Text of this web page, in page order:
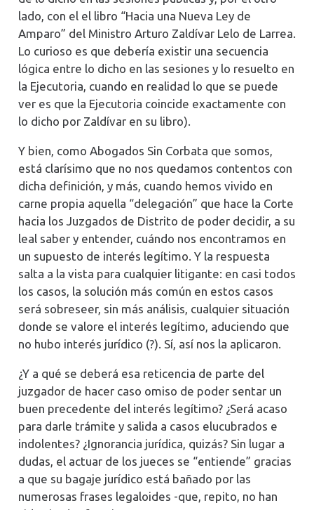
lado, con el el libro “Hacia una Nueva Ley de
Amparo” del Ministro Arturo Zaldívar Lelo de Larrea.
Lo curioso es que debería existir una secuencia
lógica entre lo dicho en las sesiones y lo resuelto en
la Ejecutoria, cuando en realidad lo que se puede
ver es que la Ejecutoria coincide exactamente con
lo dicho por Zaldívar en su libro).
Y bien, como Abogados Sin Corbata que somos,
está clarísimo que no nos quedamos contentos con
dicha definición, y más, cuando hemos vivido en
carne propia aquella “delegación” que hace la Corte
hacia los Juzgados de Distrito de poder decidir, a su
leal saber y entender, cuándo nos encontramos en
un supuesto de interés legítimo. Y la respuesta
salta a la vista para cualquier litigante: en casi todos
los casos, la solución más común en estos casos
será sobreseer, sin más análisis, cualquier situación
donde se valore el interés legítimo, aduciendo que
no hubo interés jurídico (?). Sí, así nos la aplicaron.
¿Y a qué se deberá esa reticencia de parte del
juzgador de hacer caso omiso de poder sentar un
buen precedente del interés legítimo? ¿Será acaso
para darle trámite y salida a casos elucubrados e
indolentes? ¿Ignorancia jurídica, quizás? Sin lugar a
dudas, el actuar de los jueces se “entiende” gracias
a que su bagaje jurídico está bañado por las
numerosas frases legaloides -que, repito, no han